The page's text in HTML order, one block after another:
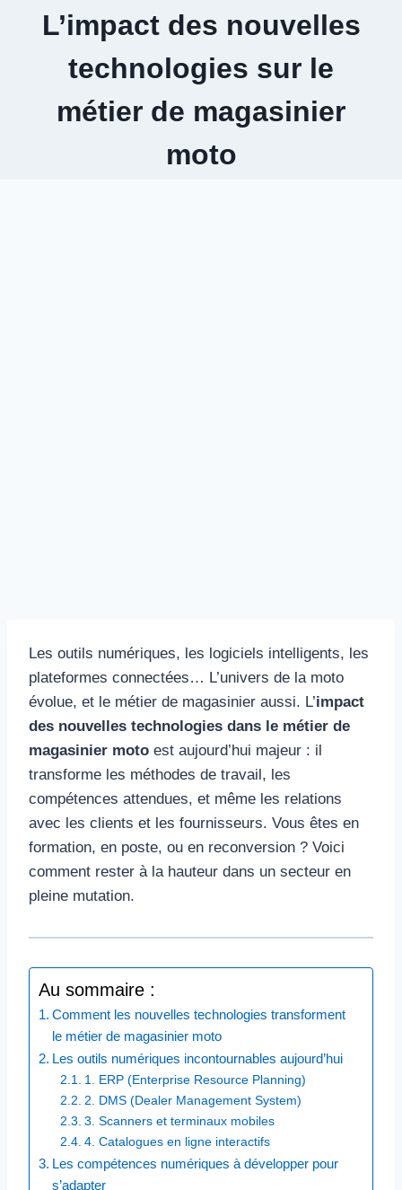
L’impact des nouvelles
technologies sur le
métier de magasinier
moto
Les outils numériques, les logiciels intelligents, les
plateformes connectées… L’univers de la moto
évolue, et le métier de magasinier aussi. L’impact
des nouvelles technologies dans le métier de
magasinier moto est aujourd’hui majeur : il
transforme les méthodes de travail, les
compétences attendues, et même les relations
avec les clients et les fournisseurs. Vous êtes en
formation, en poste, ou en reconversion ? Voici
comment rester à la hauteur dans un secteur en
pleine mutation.
Au sommaire :
Comment les nouvelles technologies transforment
le métier de magasinier moto
Les outils numériques incontournables aujourd’hui
1. ERP (Enterprise Resource Planning)
2. DMS (Dealer Management System)
3. Scanners et terminaux mobiles
4. Catalogues en ligne interactifs
Les compétences numériques à développer pour
s’adapter